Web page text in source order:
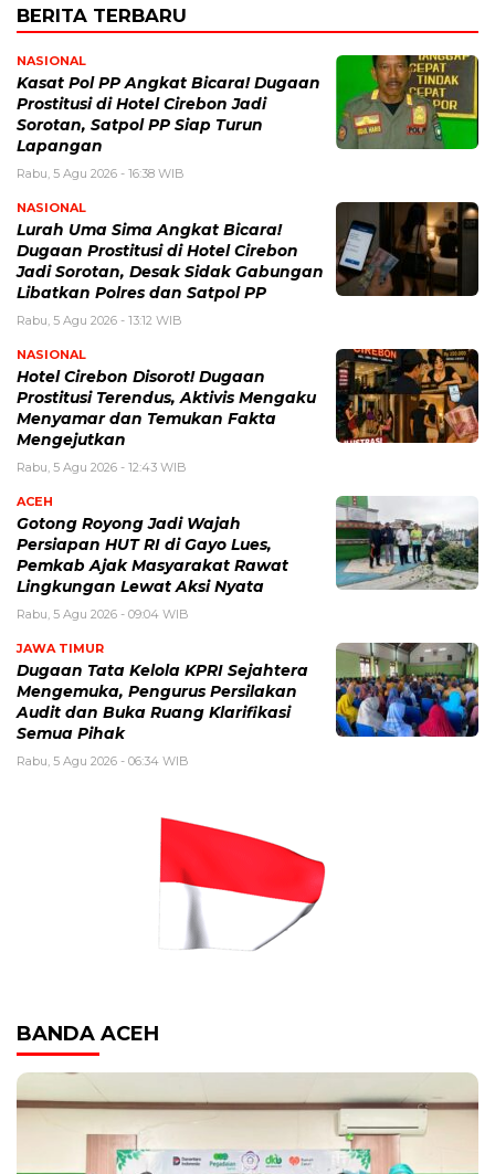
BERITA TERBARU
NASIONAL
Kasat Pol PP Angkat Bicara! Dugaan
Prostitusi di Hotel Cirebon Jadi
Sorotan, Satpol PP Siap Turun
Lapangan
Rabu, 5 Agu 2026 - 16:38 WIB
NASIONAL
Lurah Uma Sima Angkat Bicara!
Dugaan Prostitusi di Hotel Cirebon
Jadi Sorotan, Desak Sidak Gabungan
Libatkan Polres dan Satpol PP
Rabu, 5 Agu 2026 - 13:12 WIB
NASIONAL
Hotel Cirebon Disorot! Dugaan
Prostitusi Terendus, Aktivis Mengaku
Menyamar dan Temukan Fakta
Mengejutkan
Rabu, 5 Agu 2026 - 12:43 WIB
ACEH
Gotong Royong Jadi Wajah
Persiapan HUT RI di Gayo Lues,
Pemkab Ajak Masyarakat Rawat
Lingkungan Lewat Aksi Nyata
Rabu, 5 Agu 2026 - 09:04 WIB
JAWA TIMUR
Dugaan Tata Kelola KPRI Sejahtera
Mengemuka, Pengurus Persilakan
Audit dan Buka Ruang Klarifikasi
Semua Pihak
Rabu, 5 Agu 2026 - 06:34 WIB
BANDA ACEH